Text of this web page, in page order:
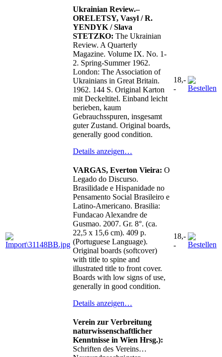
Ukrainian Review.–
ORELETSY, Vasyl / R.
YENDYK / Slava
STETZKO: The Ukrainian
Review. A Quarterly
Magazine. Volume IX. No. 1-
2. Spring-Summer 1962.
London: The Association of
Ukrainians in Great Britain.
1962. 144 S. Original Karton
mit Deckeltitel. Einband leicht
berieben, kaum
Gebrauchsspuren, insgesamt
guter Zustand. Original boards,
generally good condition.
Details anzeigen…
18,-
-
VARGAS, Everton Vieira: O
Legado do Discurso.
Brasilidade e Hispanidade no
Pensamento Social Brasileiro e
Latino-Americano. Brasilia:
Fundacao Alexandre de
Gusmao. 2007. Gr. 8°. (ca.
22,5 x 15,6 cm). 409 p.
(Portuguese Language).
Original boards (softcover)
with title to spine and
illustrated title to front cover.
Boards with low signs of use,
generally in good condition.
Details anzeigen…
18,-
-
Verein zur Verbreitung
naturwissenschaftlicher
Kenntnisse in Wien Hrsg.):
Schriften des Vereins…